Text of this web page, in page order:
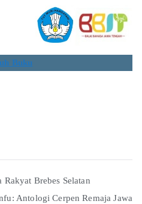
Buku
Brebes Selatan
Antologi Cerpen Remaja Jawa